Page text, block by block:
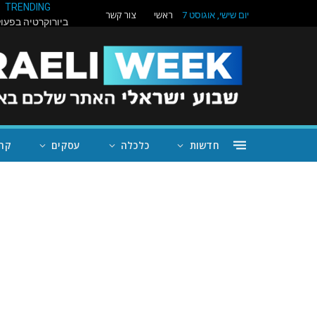
יום שישי, אוגוסט 7 ראשי צור קשר
TRENDING
חדשות כלכלה עסקים